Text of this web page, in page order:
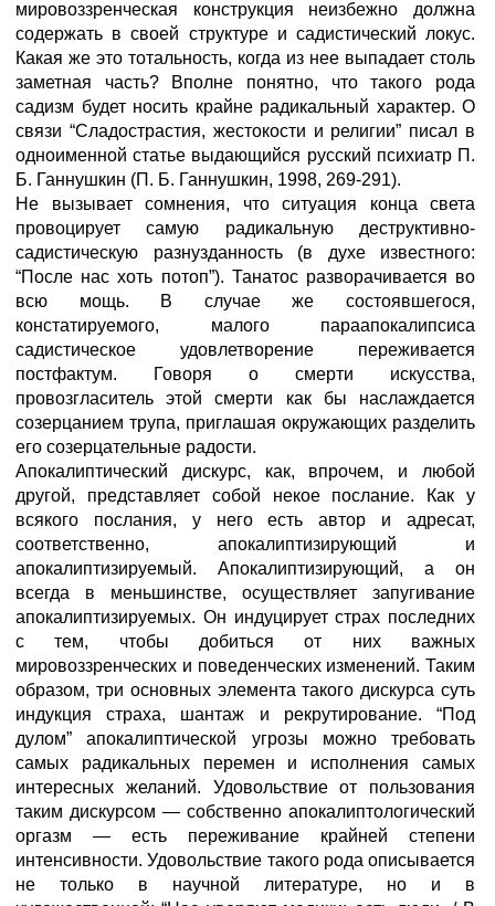
мировоззренческая конструкция неизбежно должна
содержать в своей структуре и садистический локус.
Какая же это тотальность, когда из нее выпадает столь
заметная часть? Вполне понятно, что такого рода
садизм будет носить крайне радикальный характер. О
связи “Сладострастия, жестокости и религии” писал в
одноименной статье выдающийся русский психиатр П.
Б. Ганнушкин (П. Б. Ганнушкин, 1998, 269-291).
Не вызывает сомнения, что ситуация конца света
провоцирует самую радикальную деструктивно-
садистическую разнузданность (в духе известного:
“После нас хоть потоп”). Танатос разворачивается во
всю мощь. В случае же состоявшегося,
констатируемого, малого параапокалипсиса
садистическое удовлетворение переживается
постфактум. Говоря о смерти искусства,
провозгласитель этой смерти как бы наслаждается
созерцанием трупа, приглашая окружающих разделить
его созерцательные радости.
Апокалиптический дискурс, как, впрочем, и любой
другой, представляет собой некое послание. Как у
всякого послания, у него есть автор и адресат,
соответственно, апокалиптизирующий и
апокалиптизируемый. Апокалиптизирующий, а он
всегда в меньшинстве, осуществляет запугивание
апокалиптизируемых. Он индуцирует страх последних
с тем, чтобы добиться от них важных
мировоззренческих и поведенческих изменений. Таким
образом, три основных элемента такого дискурса суть
индукция страха, шантаж и рекрутирование. “Под
дулом” апокалиптической угрозы можно требовать
самых радикальных перемен и исполнения самых
интересных желаний. Удовольствие от пользования
таким дискурсом — собственно апокалиптологический
оргазм — есть переживание крайней степени
интенсивности. Удовольствие такого рода описывается
не только в научной литературе, но и в